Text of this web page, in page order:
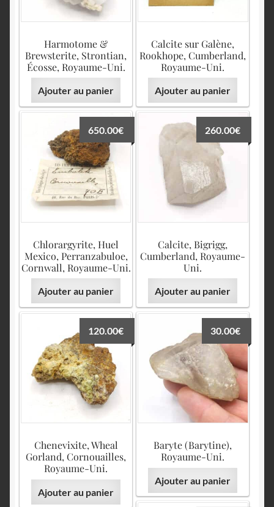
Harmotome &
Brewsterite, Strontian,
Écosse, Royaume-Uni.
Ajouter au panier
Calcite sur Galène,
Rookhope, Cumberland,
Royaume-Uni.
Ajouter au panier
Chlorargyrite, Huel
Mexico, Perranzabuloe,
Cornwall, Royaume-Uni.
650.00€
Ajouter au panier
Calcite, Bigrigg,
Cumberland, Royaume-
Uni.
260.00€
Ajouter au panier
Chenevixite, Wheal
Gorland, Cornouailles,
Royaume-Uni.
120.00€
Ajouter au panier
Baryte (Barytine),
Royaume-Uni.
30.00€
Ajouter au panier